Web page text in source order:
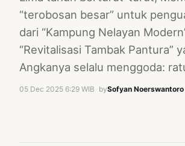
“terobosan besar” untuk
dari “Kampung Nelayan
“Revitalisasi Tambak Pantura”
Angkanya selalu menggoda:
05 Dec 2025 6:29 WIB bySofyan Noerswantoro